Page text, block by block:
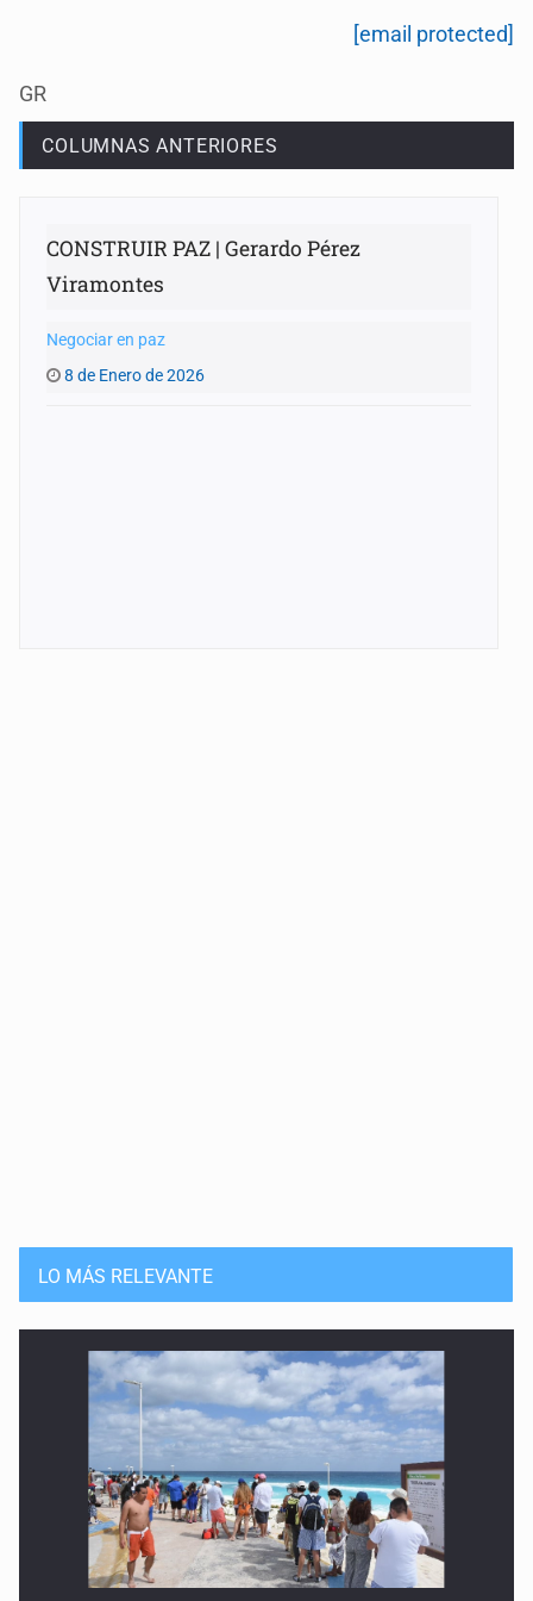
[email protected]
GR
COLUMNAS ANTERIORES
CONSTRUIR PAZ | Gerardo Pérez
Viramontes
Negociar en paz
8 de Enero de 2026
LO MÁS RELEVANTE